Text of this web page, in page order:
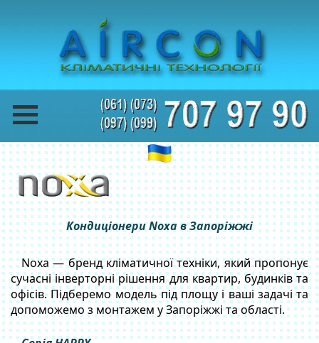
Кондиціонери Noxa в Запоріжжі
Noxa — бренд кліматичної техніки, який пропонує
сучасні інверторні рішення для квартир, будинків та
офісів. Підберемо модель під площу і ваші задачі та
допоможемо з монтажем у Запоріжжі та області.